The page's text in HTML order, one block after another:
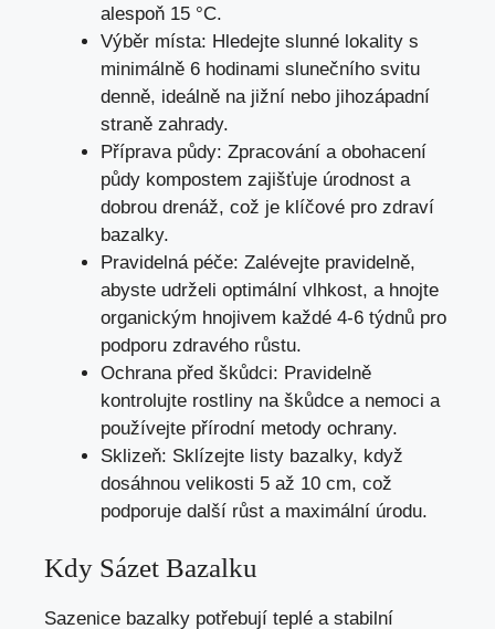
alespoň 15 °C.
Výběr místa: Hledejte slunné lokality s
minimálně 6 hodinami slunečního svitu
denně, ideálně na jižní nebo jihozápadní
straně zahrady.
Příprava půdy: Zpracování a obohacení
půdy kompostem zajišťuje úrodnost a
dobrou drenáž, což je klíčové pro zdraví
bazalky.
Pravidelná péče: Zalévejte pravidelně,
abyste udrželi optimální vlhkost, a hnojte
organickým hnojivem každé 4-6 týdnů pro
podporu zdravého růstu.
Ochrana před škůdci: Pravidelně
kontrolujte rostliny na škůdce a nemoci a
používejte přírodní metody ochrany.
Sklizeň: Sklízejte listy bazalky, když
dosáhnou velikosti 5 až 10 cm, což
podporuje další růst a maximální úrodu.
Kdy Sázet Bazalku
Sazenice bazalky potřebují teplé a stabilní